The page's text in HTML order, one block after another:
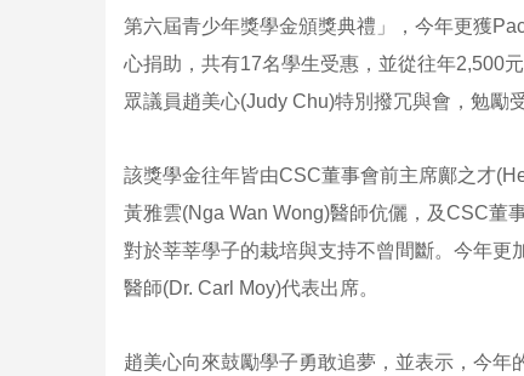
第六屆青少年獎學金頒獎典禮」，今年更獲
心捐助，共有17名學生受惠，並從往年2,500
眾議員趙美心(Judy Chu)特別撥冗與會，勉勵
該獎學金往年皆由CSC董事會前主席鄺之才
黃雅雲(Nga Wan Wong)醫師伉儷，及CSC董
對於莘莘學子的栽培與支持不曾間斷。今年
醫師(Dr. Carl Moy)代表出席。
趙美心向來鼓勵學子勇敢追夢，並表示，今